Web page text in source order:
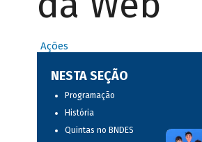
Ações
NESTA SEÇÃO
Programação
História
Quintas no BNDES